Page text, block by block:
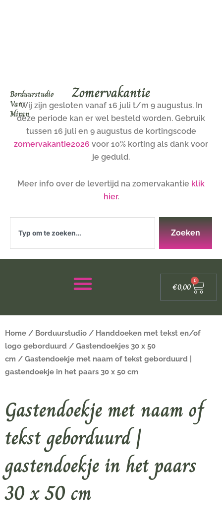
Borduurstudio
Van
Miran
Zomervakantie
Wij zijn gesloten vanaf 16 juli t/m 9 augustus. In
deze periode kan er wel besteld worden. Gebruik
tussen 16 juli en 9 augustus de kortingscode
zomervakantie2026 voor 10% korting als dank voor
je geduld.
Meer info over de levertijd na zomervakantie klik
hier.
Zoeken
€0,00
0
Home / Borduurstudio / Handdoeken met tekst en/of
logo geborduurd / Gastendoekjes 30 x 50
cm / Gastendoekje met naam of tekst geborduurd |
gastendoekje in het paars 30 x 50 cm
Gastendoekje met naam of
tekst geborduurd |
gastendoekje in het paars
30 x 50 cm